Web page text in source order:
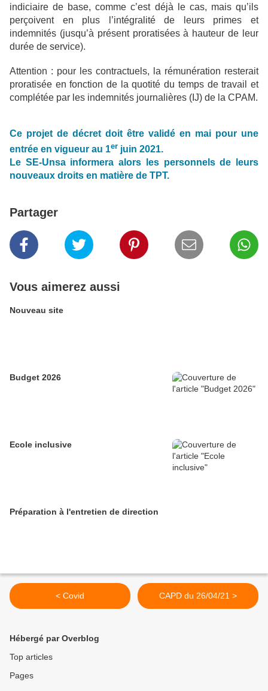
indiciaire de base, comme c’est déjà le cas, mais qu’ils
perçoivent en plus l’intégralité de leurs primes et
indemnités (jusqu’à présent proratisées à hauteur de leur
durée de service).
Attention : pour les contractuels, la rémunération resterait
proratisée en fonction de la quotité du temps de travail et
complétée par les indemnités journalières (IJ) de la CPAM.
Ce projet de décret doit être validé en mai pour une
entrée en vigueur au 1er juin 2021.
Le SE-Unsa informera alors les personnels de leurs
nouveaux droits en matière de TPT.
Partager
Vous aimerez aussi
Nouveau site
Budget 2026
Ecole inclusive
Préparation à l'entretien de direction
< Covid CAPD du 26/04/21 >
Hébergé par Overblog
Top articles
Pages